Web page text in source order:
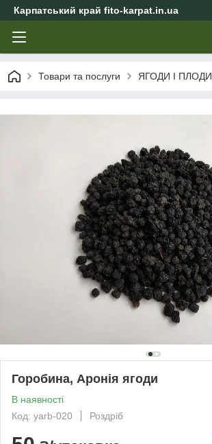
Карпатський край fito-karpat.in.ua
Товари та послуги ЯГОДИ І ПЛОДИ
Горобина, Аронія ягоди
В наявності
Код: yarb-020
Роздріб